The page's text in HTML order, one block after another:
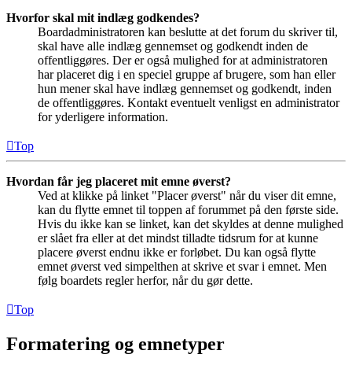
Hvorfor skal mit indlæg godkendes?
Boardadministratoren kan beslutte at det forum du skriver til,
skal have alle indlæg gennemset og godkendt inden de
offentliggøres. Der er også mulighed for at administratoren
har placeret dig i en speciel gruppe af brugere, som han eller
hun mener skal have indlæg gennemset og godkendt, inden
de offentliggøres. Kontakt eventuelt venligst en administrator
for yderligere information.
Top
Hvordan får jeg placeret mit emne øverst?
Ved at klikke på linket "Placer øverst" når du viser dit emne,
kan du flytte emnet til toppen af forummet på den første side.
Hvis du ikke kan se linket, kan det skyldes at denne mulighed
er slået fra eller at det mindst tilladte tidsrum for at kunne
placere øverst endnu ikke er forløbet. Du kan også flytte
emnet øverst ved simpelthen at skrive et svar i emnet. Men
følg boardets regler herfor, når du gør dette.
Top
Formatering og emnetyper